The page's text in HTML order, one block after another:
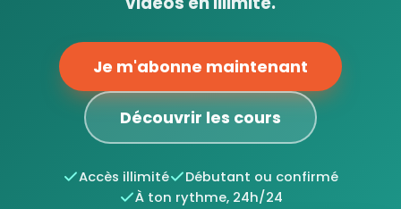
Je m'abonne maintenant
Découvrir les cours
Accès illimité
Débutant ou confirmé
À ton rythme, 24h/24